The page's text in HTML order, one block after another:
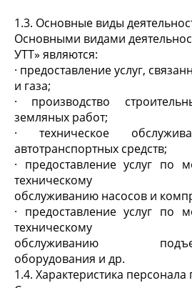
1.3. Основные виды
Основными видами
УТТ» являются:
· предоставление услуг,
и газа;
· производство
земляных работ;
· техническое
автотранспортных средств;
· предоставление услуг по
техническому
обслуживанию насосов и
· предоставление услуг по
техническому
обслуживанию
оборудования и др.
1.4. Характеристика